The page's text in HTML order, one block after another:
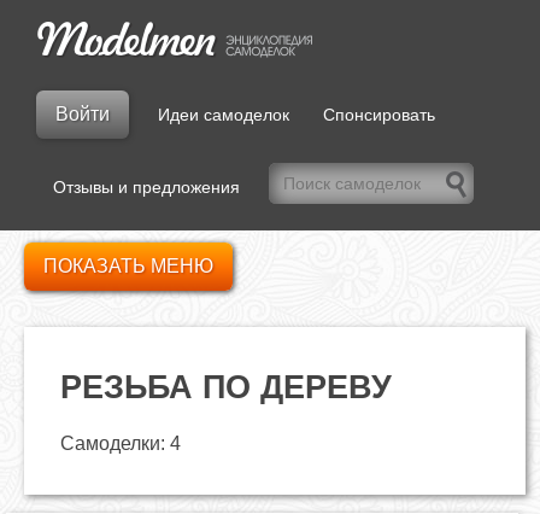
Войти Идеи самоделок Спонсировать
Отзывы и предложения
РЕЗЬБА ПО ДЕРЕВУ
Самоделки: 4
ПОКАЗАТЬ МЕНЮ